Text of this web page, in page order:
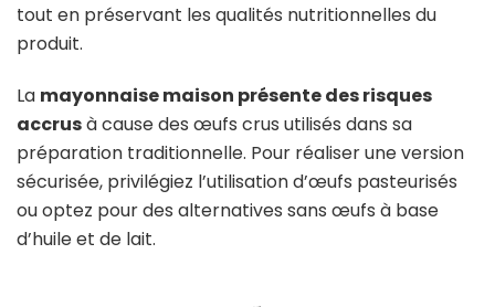
tout en préservant les qualités nutritionnelles du
produit.
La mayonnaise maison présente des risques
accrusà cause des œufs crus utilisés dans sa
préparation traditionnelle. Pour réaliser une version
sécurisée, privilégiez l’utilisation d’œufs pasteurisés
ou optez pour des alternatives sans œufs à base
d’huile et de lait.